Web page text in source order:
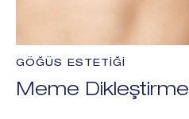
Meme Dikleştirme
GÖĞÜS ESTETIĞI